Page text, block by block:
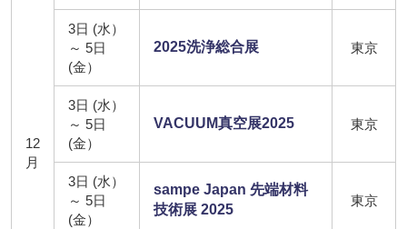
12
月
3日 (水）
～ 5日
(金）
2025洗浄総合展 東京
3日 (水）
～ 5日
(金）
VACUUM真空展2025 東京
3日 (水）
～ 5日
(金）
sampe Japan 先端材料
技術展 2025
東京